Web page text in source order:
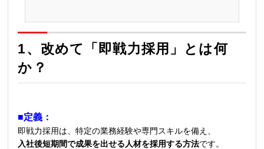
1、改めて「即戦力採用」とは何
か？
■定義：
即戦力採用は、特定の業務経験や専門スキルを備え、
入社後短期間で成果を出せる人材を採用する方法です。